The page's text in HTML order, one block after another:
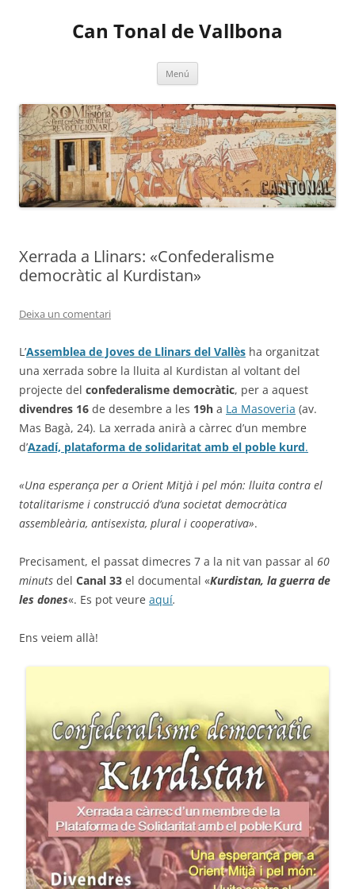
Can Tonal de Vallbona
Menú
Xerrada a Llinars: «Confederalisme
democràtic al Kurdistan»
Deixa un comentari
L’Assemblea de Joves de Llinars del Vallès ha organitzat
una xerrada sobre la lluita al Kurdistan al voltant del
projecte del confederalisme democràtic, per a aquest
divendres 16 de desembre a les 19h a La Masoveria (av.
Mas Bagà, 24). La xerrada anirà a càrrec d’un membre
d’Azadí, plataforma de solidaritat amb el poble kurd.
«Una esperança per a Orient Mitjà i pel món: lluita contra el
totalitarisme i construcció d’una societat democràtica
assembleària, antisexista, plural i cooperativa».
Precisament, el passat dimecres 7 a la nit van passar al 60
minuts del Canal 33 el documental «Kurdistan, la guerra de
les dones«. Es pot veure aquí.
Ens veiem allà!